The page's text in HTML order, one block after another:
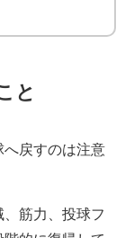
と
へ戻すのは注意
筋力、投球フ